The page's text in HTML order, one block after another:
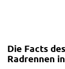
Die Facts
Radrennen